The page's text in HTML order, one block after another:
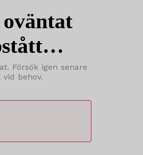
Försök igen senare
behov.